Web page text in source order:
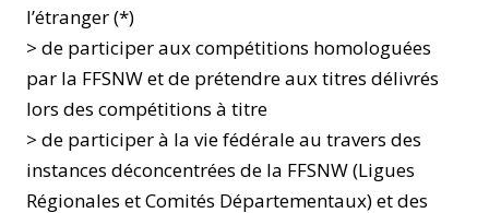
l’étranger (*)
> de participer aux compétitions homologuées
par la FFSNW et de prétendre aux titres délivrés
lors des compétitions à titre
> de participer à la vie fédérale au travers des
instances déconcentrées de la FFSNW (Ligues
Régionales et Comités Départementaux) et des